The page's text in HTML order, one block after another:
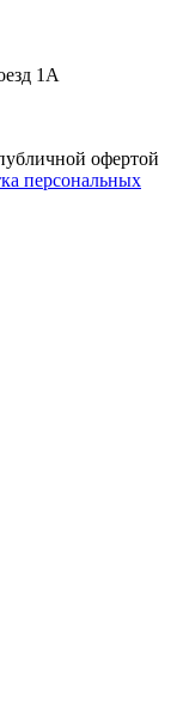
1А
офертой
персональных